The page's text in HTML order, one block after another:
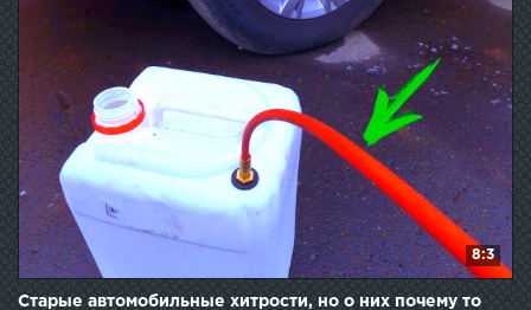
8:3
Старые автомобильные хитрости, но о них почему то